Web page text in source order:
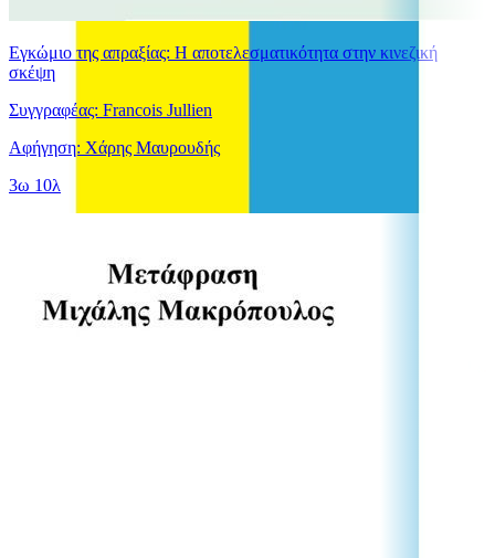
Εγκώμιο της απραξίας: Η αποτελεσματικότητα στην κινεζική
σκέψη
Συγγραφέας: Francois Jullien
Αφήγηση: Χάρης Μαυρουδής
3ω 10λ